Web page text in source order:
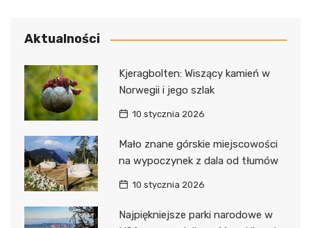
Aktualności
Kjeragbolten: Wiszący kamień w
Norwegii i jego szlak
10 stycznia 2026
Mało znane górskie miejscowości
na wypoczynek z dala od tłumów
10 stycznia 2026
Najpiękniejsze parki narodowe w